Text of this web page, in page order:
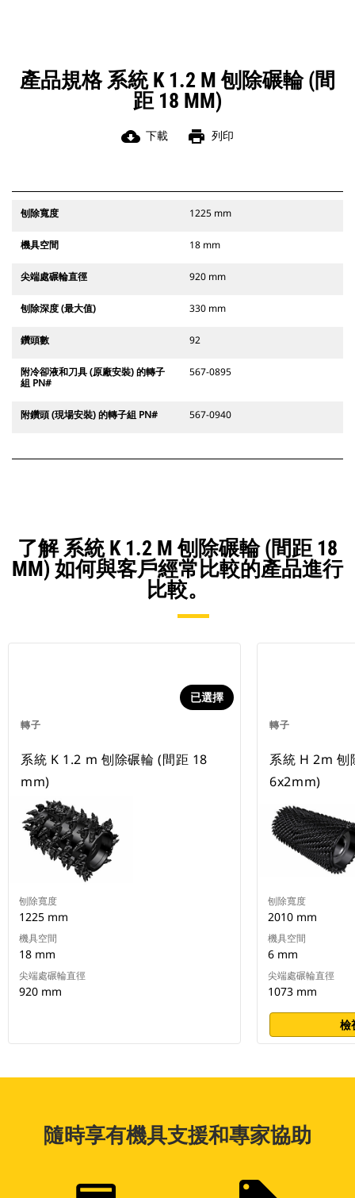
產品規格 系統 K 1.2 M 刨除碾輪 (間
距 18 MM)
cloud_download 下載 print 列印
刨除寬度 1225 mm
機具空間 18 mm
尖端處碾輪直徑 920 mm
刨除深度 (最大值) 330 mm
鑽頭數 92
附冷卻液和刀具 (原廠安裝) 的轉子
組 PN#
567-0895
附鑽頭 (現場安裝) 的轉子組 PN# 567-0940
了解 系統 K 1.2 M 刨除碾輪 (間距 18
MM) 如何與客戶經常比較的產品進行
比較。
轉子
已選擇
系統 K 1.2 m 刨除碾輪 (間距 18
mm)
刨除寬度
1225 mm
機具空間
18 mm
尖端處碾輪直徑
920 mm
轉子
系統 H 2m 刨
6x2mm)
刨除寬度
2010 mm
機具空間
6 mm
尖端處碾輪直徑
1073 mm
檢
隨時享有機具支援和專家協助